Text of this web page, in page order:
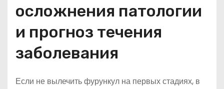
осложнения патологии
и прогноз течения
заболевания
Если не вылечить фурункул на первых стадиях, в